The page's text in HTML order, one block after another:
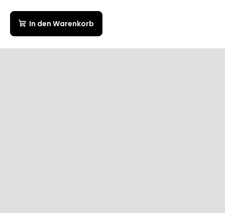
In den Warenkorb